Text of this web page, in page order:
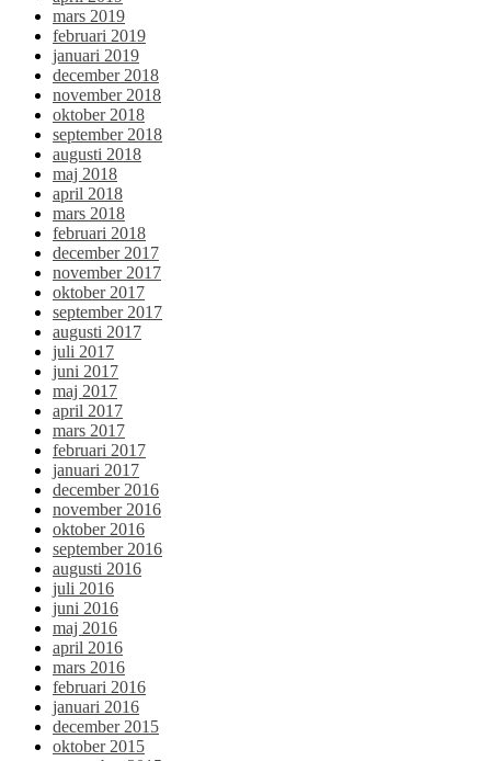
mars 2019
februari 2019
januari 2019
december 2018
november 2018
oktober 2018
september 2018
augusti 2018
maj 2018
april 2018
mars 2018
februari 2018
december 2017
november 2017
oktober 2017
september 2017
augusti 2017
juli 2017
juni 2017
maj 2017
april 2017
mars 2017
februari 2017
januari 2017
december 2016
november 2016
oktober 2016
september 2016
augusti 2016
juli 2016
juni 2016
maj 2016
april 2016
mars 2016
februari 2016
januari 2016
december 2015
oktober 2015